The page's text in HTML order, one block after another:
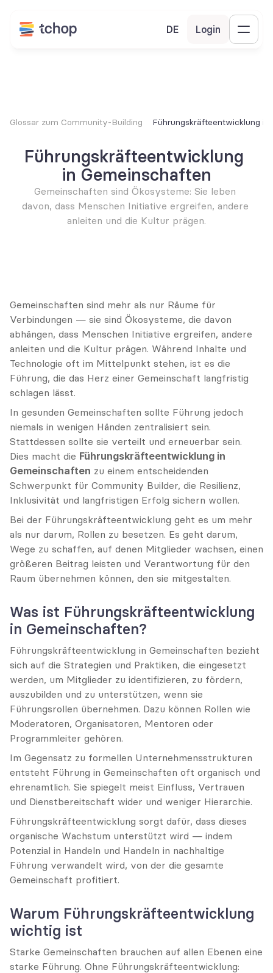
DE Login
Glossar zum Community-Building Führungskräfteentwicklung in
Führungskräfteentwicklung
in Gemeinschaften
Gemeinschaften sind Ökosysteme: Sie leben
davon, dass Menschen Initiative ergreifen, andere
anleiten und die Kultur prägen.
Gemeinschaften sind mehr als nur Räume für
Verbindungen — sie sind Ökosysteme, die davon
abhängen, dass Menschen Initiative ergreifen, andere
anleiten und die Kultur prägen. Während Inhalte und
Technologie oft im Mittelpunkt stehen, ist es die
Führung, die das Herz einer Gemeinschaft langfristig
schlagen lässt.
In gesunden Gemeinschaften sollte Führung jedoch
niemals in wenigen Händen zentralisiert sein.
Stattdessen sollte sie verteilt und erneuerbar sein.
Dies macht die Führungskräfteentwicklung in
Gemeinschaften zu einem entscheidenden
Schwerpunkt für Community Builder, die Resilienz,
Inklusivität und langfristigen Erfolg sichern wollen.
Bei der Führungskräfteentwicklung geht es um mehr
als nur darum, Rollen zu besetzen. Es geht darum,
Wege zu schaffen, auf denen Mitglieder wachsen, einen
größeren Beitrag leisten und Verantwortung für den
Raum übernehmen können, den sie mitgestalten.
Was ist Führungskräfteentwicklung
in Gemeinschaften?
Führungskräfteentwicklung in Gemeinschaften bezieht
sich auf die Strategien und Praktiken, die eingesetzt
werden, um Mitglieder zu identifizieren, zu fördern,
auszubilden und zu unterstützen, wenn sie
Führungsrollen übernehmen. Dazu können Rollen wie
Moderatoren, Organisatoren, Mentoren oder
Programmleiter gehören.
Im Gegensatz zu formellen Unternehmensstrukturen
entsteht Führung in Gemeinschaften oft organisch und
ehrenamtlich. Sie spiegelt meist Einfluss, Vertrauen
und Dienstbereitschaft wider und weniger Hierarchie.
Führungskräfteentwicklung sorgt dafür, dass dieses
organische Wachstum unterstützt wird — indem
Potenzial in Handeln und Handeln in nachhaltige
Führung verwandelt wird, von der die gesamte
Gemeinschaft profitiert.
Warum Führungskräfteentwicklung
wichtig ist
Starke Gemeinschaften brauchen auf allen Ebenen eine
starke Führung. Ohne Führungskräfteentwicklung: